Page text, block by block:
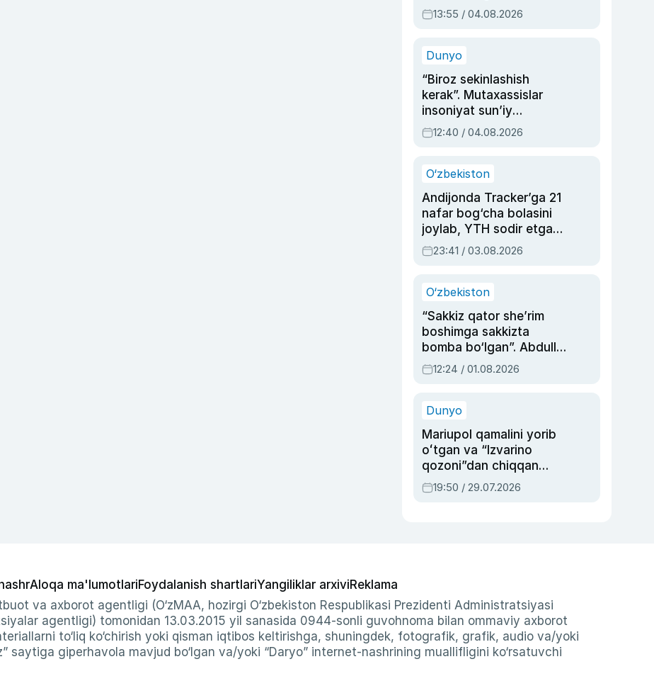
dublyaj ustasi Rimma
Ahmedovaning
13:55 / 04.08.2026
Dunyo
“Biroz sekinlashish
kerak”. Mutaxassislar
insoniyat sun’iy
intellektni boshqara
olmay qolishidan xavotir
12:40 / 04.08.2026
O‘zbekiston
Andijonda Tracker’ga 21
nafar bog‘cha bolasini
joylab, YTH sodir etgan
ayolga sud hukmi o‘qildi
23:41 / 03.08.2026
O‘zbekiston
“Sakkiz qator she’rim
boshimga sakkizta
bomba bo‘lgan”. Abdulla
Oripovni siyosiy
ayblovlardan asrab
12:24 / 01.08.2026
Dunyo
Mariupol qamalini yorib
oʻtgan va “Izvarino
qozoni”dan chiqqan
qahramon — Ukraina
armiyasi bosh
19:50 / 29.07.2026
Aloqa ma'lumotlariFoydalanish shartlariYangiliklar arxiviReklama
va axborot agentligi (O‘zMAA, hozirgi O‘zbekiston Respublikasi Prezidenti Administratsiyasi
agentligi) tomonidan 13.03.2015 yil sanasida 0944-sonli guvohnoma bilan ommaviy axborot
to‘liq ko‘chirish yoki qisman iqtibos keltirishga, shuningdek, fotografik, grafik, audio va/yoki
saytiga giperhavola mavjud bo‘lgan va/yoki “Daryo” internet-nashrining muallifligini ko‘rsatuvchi